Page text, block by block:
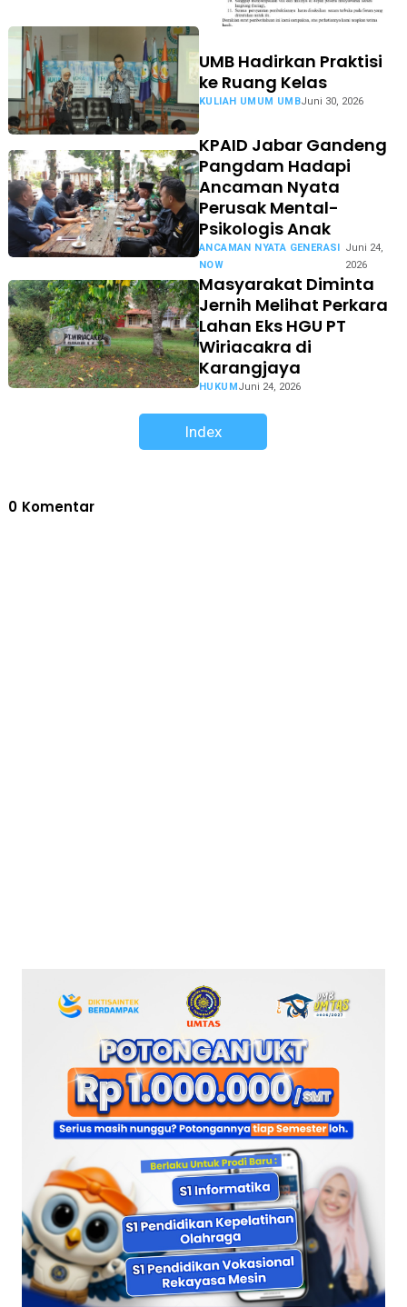
UMB Hadirkan Praktisi
ke Ruang Kelas
KULIAH UMUM UMBJuni 30, 2026
KPAID Jabar Gandeng
Pangdam Hadapi
Ancaman Nyata
Perusak Mental-
Psikologis Anak
ANCAMAN NYATA GENERASI
NOW
Juni 24,
2026
Masyarakat Diminta
Jernih Melihat Perkara
Lahan Eks HGU PT
Wiriacakra di
Karangjaya
HUKUMJuni 24, 2026
Index
0 Komentar